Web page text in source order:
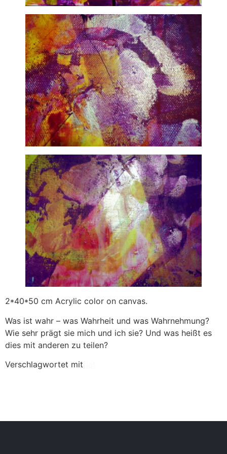
2*40*50 cm Acrylic color on canvas.
Was ist wahr – was Wahrheit und was Wahrnehmung?
Wie sehr prägt sie mich und ich sie? Und was heißt es
dies mit anderen zu teilen?
Verschlagwortet mit